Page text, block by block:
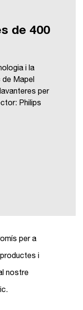
de 400
i la
de Mapel
per
Philips
per a
i
nostre